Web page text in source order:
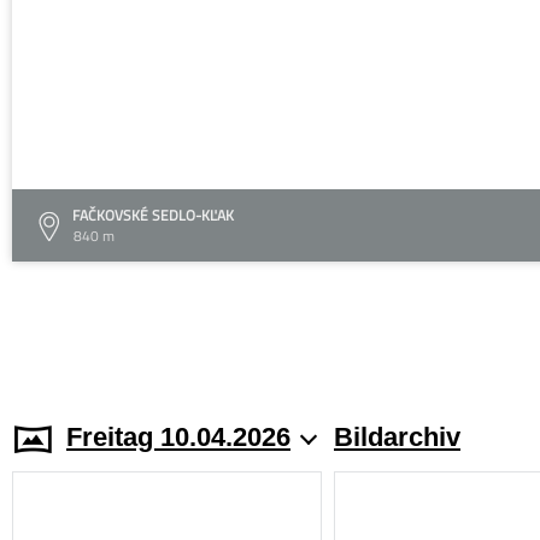
FAČKOVSKÉ SEDLO-KĽAK
840 m
Freitag 10.04.2026 Bildarchiv